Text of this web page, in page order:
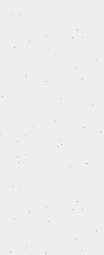
privacitat